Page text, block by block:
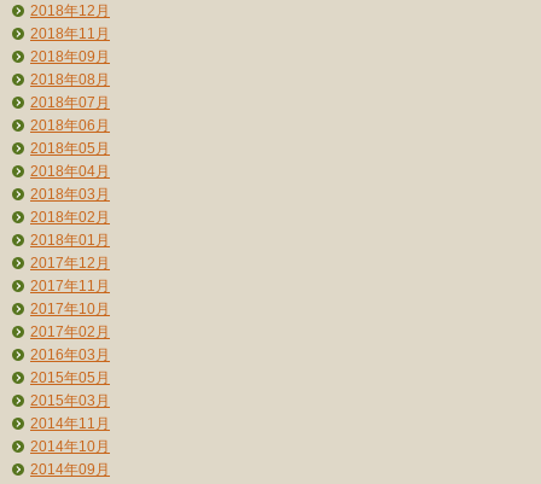
2018年12月
2018年11月
2018年09月
2018年08月
2018年07月
2018年06月
2018年05月
2018年04月
2018年03月
2018年02月
2018年01月
2017年12月
2017年11月
2017年10月
2017年02月
2016年03月
2015年05月
2015年03月
2014年11月
2014年10月
2014年09月